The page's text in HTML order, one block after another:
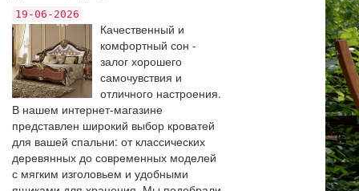
19-06-2026
Качественный и
комфортный сон -
залог хорошего
самочувствия и
отличного настроения.
В нашем интернет-магазине
представлен широкий выбор кроватей
для вашей спальни: от классических
деревянных до современных моделей
с мягким изголовьем и удобными